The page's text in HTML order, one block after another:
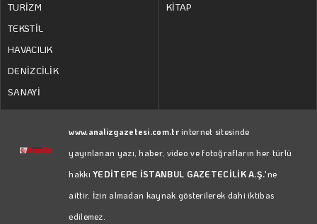
TURİZM
TEKSTİL
HAVACILIK
DENİZCİLİK
SANAYİ
KİTAP
www.analizgazetesi.com.trinternet sitesinde
yayınlanan yazı, haber, video ve fotoğrafların her türlü
hakkıYEDİTEPE İSTANBUL GAZETECİLİK A.Ş.'ne
aittir. İzin almadan kaynak gösterilerek dahi iktibas
edilemez.